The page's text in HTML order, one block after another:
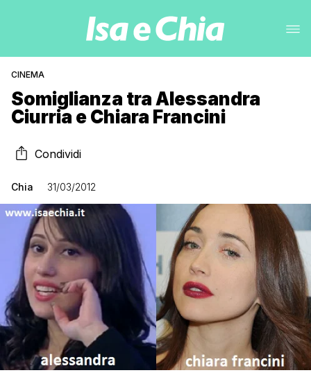
CINEMA
Somiglianza tra Alessandra
Ciurria e Chiara Francini
Condividi
Chia 31/03/2012